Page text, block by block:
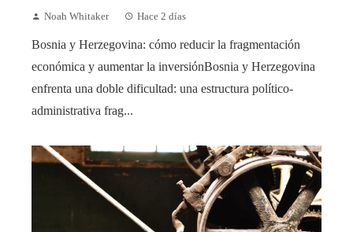
Noah Whitaker Hace 2 días
Bosnia y Herzegovina: cómo reducir la fragmentación
económica y aumentar la inversiónBosnia y Herzegovina
enfrenta una doble dificultad: una estructura político-
administrativa frag...